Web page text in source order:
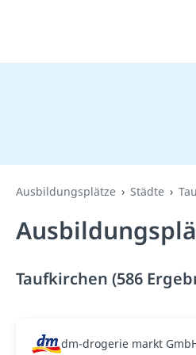
Ausbildungsplätze Städte
Taufkirchen (586
dm-drogerie markt